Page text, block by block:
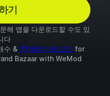
기
해 앱을 다운로드할 수도 있
다
수 & 27개의 다른 모드 for
Bazaarwith WeMod